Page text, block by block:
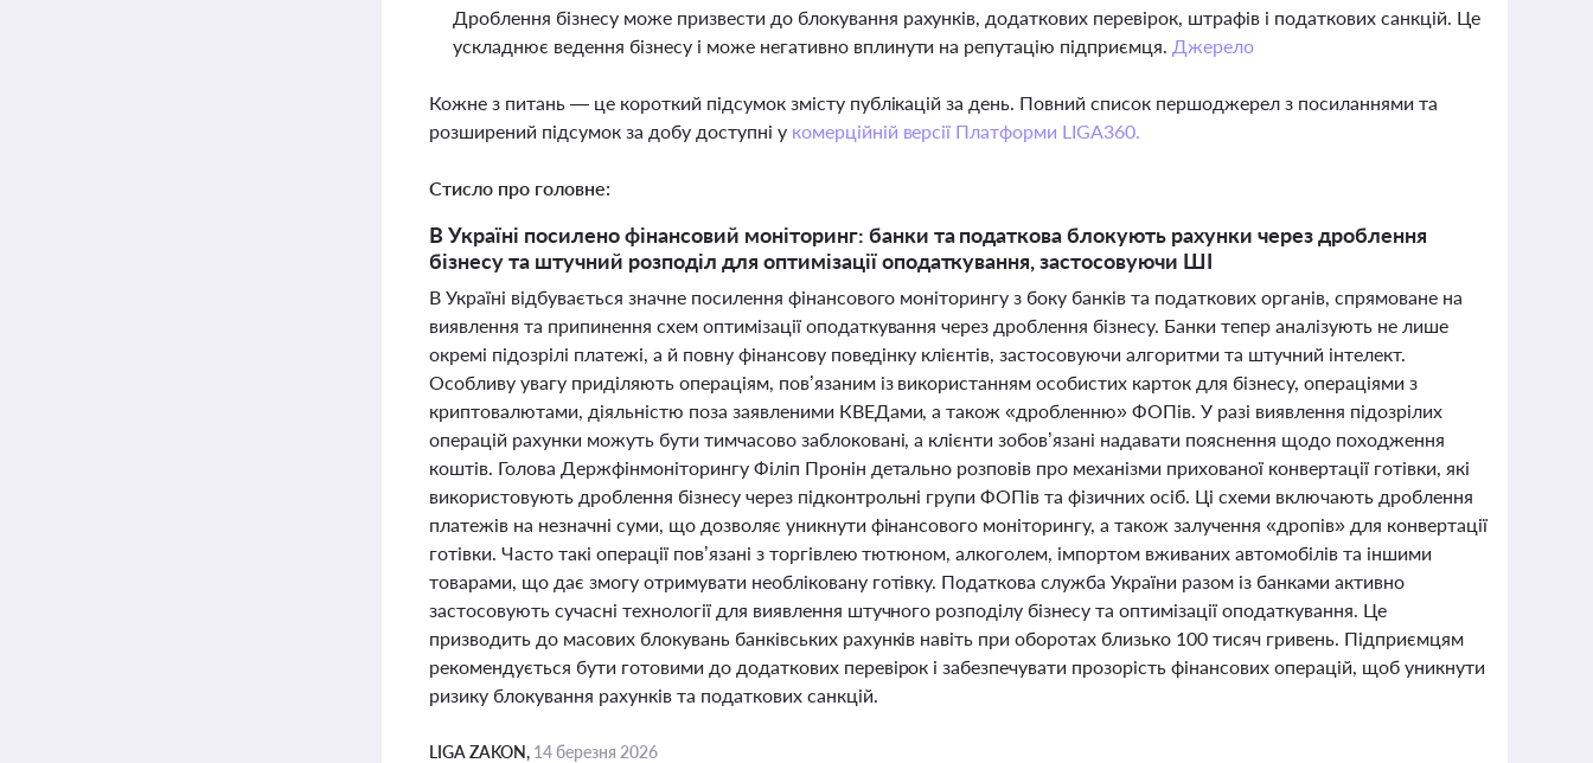
Дроблення бізнесу може призвести до блокування рахунків, додаткових перевірок, штрафів і податкових санкцій. Це
ускладнює ведення бізнесу і може негативно вплинути на репутацію підприємця. Джерело
Кожне з питань — це короткий підсумок змісту публікацій за день. Повний список першоджерел з посиланнями та
розширений підсумок за добу доступні у комерційній версії Платформи LIGA360.
Стисло про головне:
В Україні посилено фінансовий моніторинг: банки та податкова блокують рахунки через дроблення
бізнесу та штучний розподіл для оптимізації оподаткування, застосовуючи ШІ
В Україні відбувається значне посилення фінансового моніторингу з боку банків та податкових органів, спрямоване на
виявлення та припинення схем оптимізації оподаткування через дроблення бізнесу. Банки тепер аналізують не лише
окремі підозрілі платежі, а й повну фінансову поведінку клієнтів, застосовуючи алгоритми та штучний інтелект.
Особливу увагу приділяють операціям, пов’язаним із використанням особистих карток для бізнесу, операціями з
криптовалютами, діяльністю поза заявленими КВЕДами, а також «дробленню» ФОПів. У разі виявлення підозрілих
операцій рахунки можуть бути тимчасово заблоковані, а клієнти зобов’язані надавати пояснення щодо походження
коштів. Голова Держфінмоніторингу Філіп Пронін детально розповів про механізми прихованої конвертації готівки, які
використовують дроблення бізнесу через підконтрольні групи ФОПів та фізичних осіб. Ці схеми включають дроблення
платежів на незначні суми, що дозволяє уникнути фінансового моніторингу, а також залучення «дропів» для конвертації
готівки. Часто такі операції пов’язані з торгівлею тютюном, алкоголем, імпортом вживаних автомобілів та іншими
товарами, що дає змогу отримувати необліковану готівку. Податкова служба України разом із банками активно
застосовують сучасні технології для виявлення штучного розподілу бізнесу та оптимізації оподаткування. Це
призводить до масових блокувань банківських рахунків навіть при оборотах близько 100 тисяч гривень. Підприємцям
рекомендується бути готовими до додаткових перевірок і забезпечувати прозорість фінансових операцій, щоб уникнути
ризику блокування рахунків та податкових санкцій.
LIGA ZAKON, 14 березня 2026